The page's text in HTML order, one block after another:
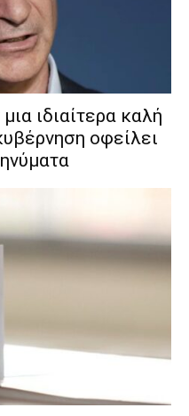
ιδιαίτερα καλή
οφείλει